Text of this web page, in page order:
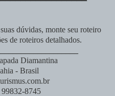
dúvidas, monte seu roteiro
de roteiros detalhados.
Diamantina
- Brasil
8745